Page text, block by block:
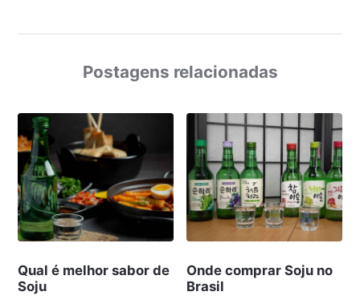
Postagens relacionadas
Qual é melhor sabor de
Soju
Onde comprar Soju no
Brasil